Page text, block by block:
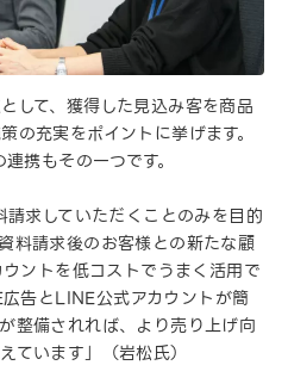
して、獲得した見込み客を商品
の充実をポイントに挙げます。
携もその一つです。
請求していただくことのみを目的
料請求後のお客様との新たな顧
ントを低コストでうまく活用で
告とLINE公式アカウントが簡
整備されれば、より売り上げ向
ています」（岩松氏）